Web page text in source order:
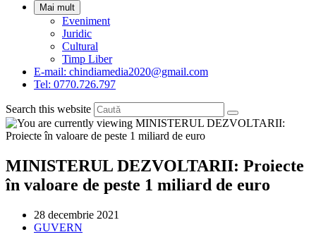
Mai mult
Eveniment
Juridic
Cultural
Timp Liber
E-mail: chindiamedia2020@gmail.com
Tel: 0770.726.797
Search this website
MINISTERUL DEZVOLTARII: Proiecte
în valoare de peste 1 miliard de euro
Post
published:
28 decembrie 2021
Post
GUVERN